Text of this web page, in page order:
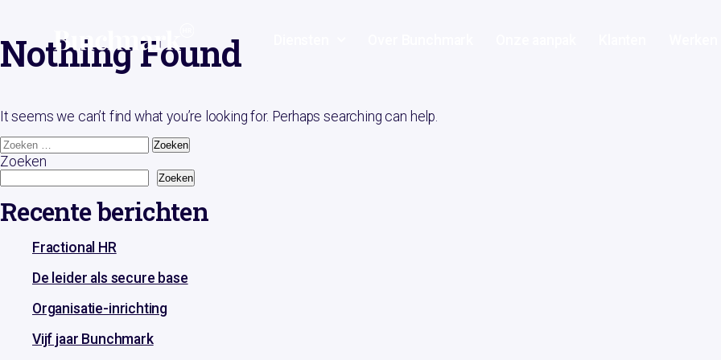
Nothing Found
It seems we can’t find what you’re looking for. Perhaps searching can help.
Zoeken
Zoeken
Recente berichten
Fractional HR
De leider als secure base
Organisatie-inrichting
Vijf jaar Bunchmark